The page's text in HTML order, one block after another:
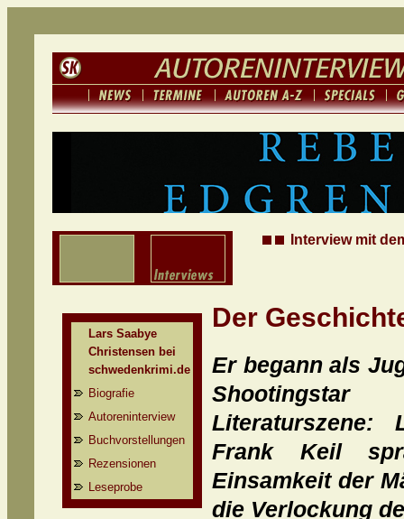
Interview mit
Lars Saabye
Christensen bei
schwedenkrimi.de
Biografie
Autoreninterview
Buchvorstellungen
Rezensionen
Leseprobe
Der
Er begann als
Literaturszene:
Frank Keil
Einsamkeit der
die Verlockung